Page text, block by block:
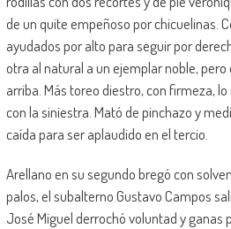
de un quite empeñoso por chicuelinas.
ayudados por alto para seguir por
otra al natural a un ejemplar noble, pero
arriba. Más toreo diestro, con firmeza,
con la siniestra. Mató de pinchazo y
caída para ser aplaudido en el tercio.
Arellano en su segundo bregó con
palos, el subalterno Gustavo Campos
José Miguel derrochó voluntad y ganas